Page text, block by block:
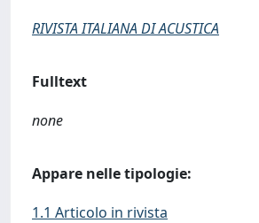
RIVISTA ITALIANA DI ACUSTICA
Fulltext
none
Appare nelle tipologie:
1.1 Articolo in rivista